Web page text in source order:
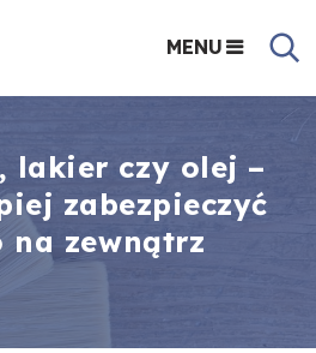
MENU
lakier czy olej –
zabezpieczyć
na zewnątrz